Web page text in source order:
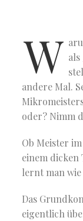
W
andere Mal.
oder? Nimm
Ob Meister
einem
lernt man wie
Das
eigentlich